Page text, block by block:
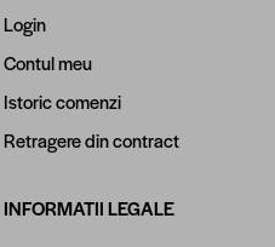
Login
Contul meu
Istoric comenzi
Retragere din contract
INFORMATII LEGALE